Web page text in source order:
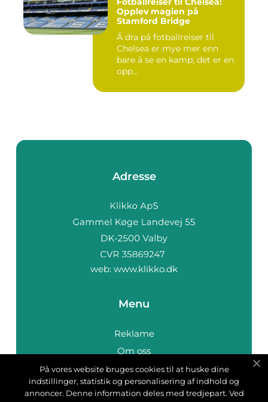
Opplev magien på
Stamford Bridge
Å dra på fotballreiser til
Chelsea er mye mer enn
bare å se en kamp; det er en
opp...
Adresse
web: www.klikko.dk
Menu
Reklame
Om oss
Cookies
Kontakt Oss
På vores website bruges cookies til at huske dine
indstillinger, statistik og personalisering af indhold og
annoncer. Denne information deles med tredjepart. Ved